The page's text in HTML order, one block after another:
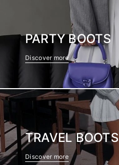
PARTY BOOTS
Discover more
TRAVEL BOOTS
Discover more